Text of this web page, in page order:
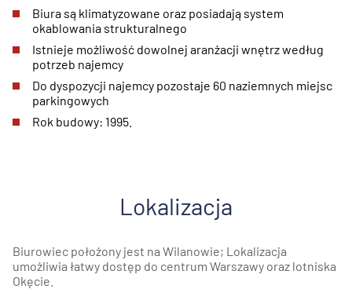
Biura są klimatyzowane oraz posiadają system
okablowania strukturalnego
Istnieje możliwość dowolnej aranżacji wnętrz według
potrzeb najemcy
Do dyspozycji najemcy pozostaje 60 naziemnych miejsc
parkingowych
Rok budowy: 1995.
Lokalizacja
Biurowiec położony jest na Wilanowie; Lokalizacja
umożliwia łatwy dostęp do centrum Warszawy oraz lotniska
Okęcie.